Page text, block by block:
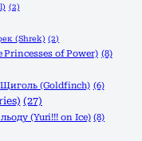
(2)
(Shrek) (2)
of Power) (8)
Щиголь (Goldfinch) (6)
(27)
(Yuri!!! on Ice) (8)